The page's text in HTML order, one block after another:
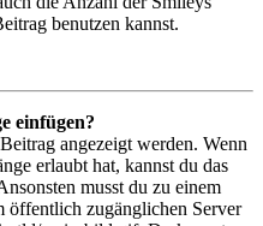
benutzen kannst.
einfügen?
angezeigt werden. Wenn
erlaubt hat, kannst du das
musst du zu einem
öffentlich zugänglichen Server